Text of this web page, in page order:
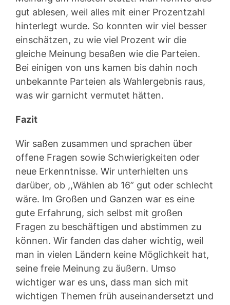
gut ablesen, weil alles mit einer Prozentzahl
hinterlegt wurde. So konnten wir viel besser
einschätzen, zu wie viel Prozent wir die
gleiche Meinung besaßen wie die Parteien.
Bei einigen von uns kamen bis dahin noch
unbekannte Parteien als Wahlergebnis raus,
was wir garnicht vermutet hätten.
Fazit
Wir saßen zusammen und sprachen über
offene Fragen sowie Schwierigkeiten oder
neue Erkenntnisse. Wir unterhielten uns
darüber, ob ,,Wählen ab 16” gut oder schlecht
wäre. Im Großen und Ganzen war es eine
gute Erfahrung, sich selbst mit großen
Fragen zu beschäftigen und abstimmen zu
können. Wir fanden das daher wichtig, weil
man in vielen Ländern keine Möglichkeit hat,
seine freie Meinung zu äußern. Umso
wichtiger war es uns, dass man sich mit
wichtigen Themen früh auseinandersetzt und